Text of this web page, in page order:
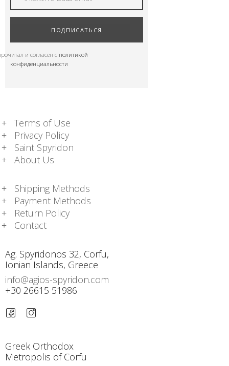
ПОДПИСАТЬСЯ
и согласен с политикой
конфиденциальности
Terms of Use
Privacy Policy
Saint Spyridon
About Us
Shipping Methods
Payment Methods
Return Policy
Contact
Ag. Spyridonos 32, Corfu,
Ionian Islands, Greece
info@agios-spyridon.com
+30 26615 51986
Greek Orthodox
Metropolis of Corfu